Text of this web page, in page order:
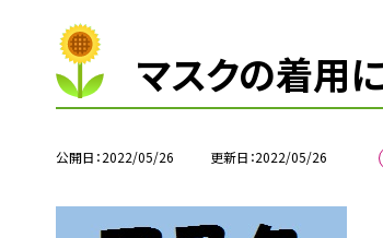
マスクの着用
公開日 2022/05/26 更新日 2022/05/26